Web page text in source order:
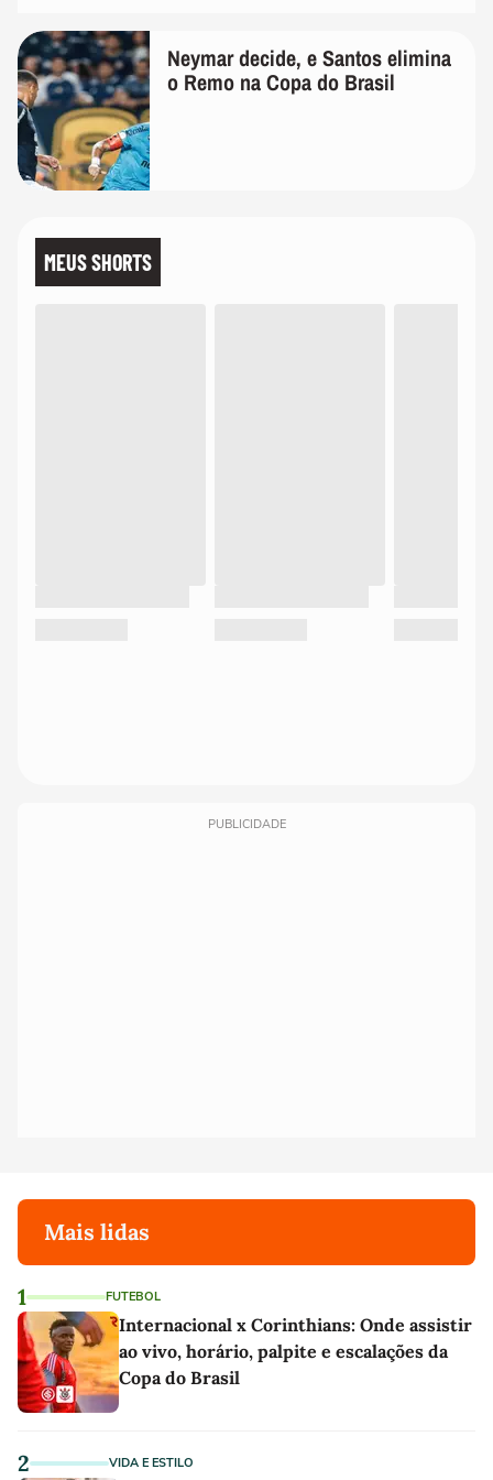
Neymar decide, e Santos elimina
o Remo na Copa do Brasil
MEUS SHORTS
PUBLICIDADE
Mais lidas
1 FUTEBOL
Internacional x Corinthians: Onde assistir
ao vivo, horário, palpite e escalações da
Copa do Brasil
2 VIDA E ESTILO